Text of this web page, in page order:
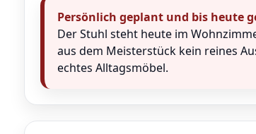
Persönlich geplant und bis heute
Der Stuhl steht heute im
aus dem Meisterstück kein reines
echtes Alltagsmöbel.